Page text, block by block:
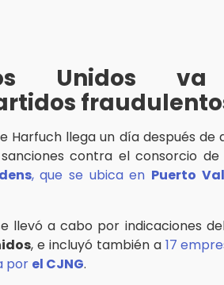
Unidos
Harfuch llega un día después de
contra el consorcio
, que se ubica en Puerto
llevó a cabo por indicaciones
, e incluyó también a 17
por el CJNG.